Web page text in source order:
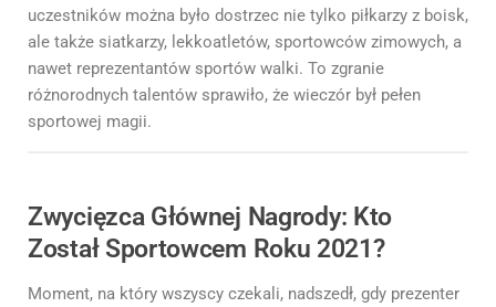
uczestników można było dostrzec nie tylko piłkarzy z boisk,
ale także siatkarzy, lekkoatletów, sportowców zimowych, a
nawet reprezentantów sportów walki. To zgranie
różnorodnych talentów sprawiło, że wieczór był pełen
sportowej magii.
Zwycięzca Głównej Nagrody: Kto
Został Sportowcem Roku 2021?
Moment, na który wszyscy czekali, nadszedł, gdy prezenter